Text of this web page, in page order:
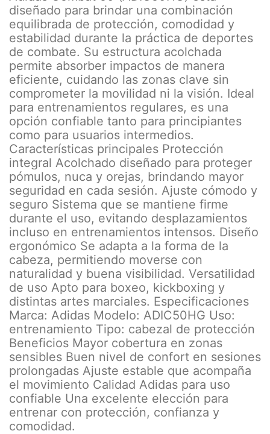
diseñado para brindar una combinación
equilibrada de protección, comodidad y
estabilidad durante la práctica de deportes
de combate. Su estructura acolchada
permite absorber impactos de manera
eficiente, cuidando las zonas clave sin
comprometer la movilidad ni la visión. Ideal
para entrenamientos regulares, es una
opción confiable tanto para principiantes
como para usuarios intermedios.
Características principales Protección
integral Acolchado diseñado para proteger
pómulos, nuca y orejas, brindando mayor
seguridad en cada sesión. Ajuste cómodo y
seguro Sistema que se mantiene firme
durante el uso, evitando desplazamientos
incluso en entrenamientos intensos. Diseño
ergonómico Se adapta a la forma de la
cabeza, permitiendo moverse con
naturalidad y buena visibilidad. Versatilidad
de uso Apto para boxeo, kickboxing y
distintas artes marciales. Especificaciones
Marca: Adidas Modelo: ADIC50HG Uso:
entrenamiento Tipo: cabezal de protección
Beneficios Mayor cobertura en zonas
sensibles Buen nivel de confort en sesiones
prolongadas Ajuste estable que acompaña
el movimiento Calidad Adidas para uso
confiable Una excelente elección para
entrenar con protección, confianza y
comodidad.